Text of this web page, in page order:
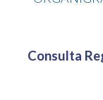
Consulta